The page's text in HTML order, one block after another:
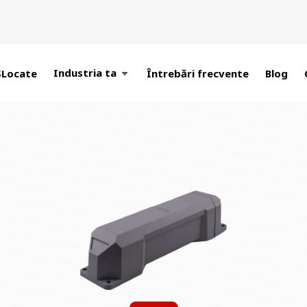
Industria ta Întrebări frecvente Blog